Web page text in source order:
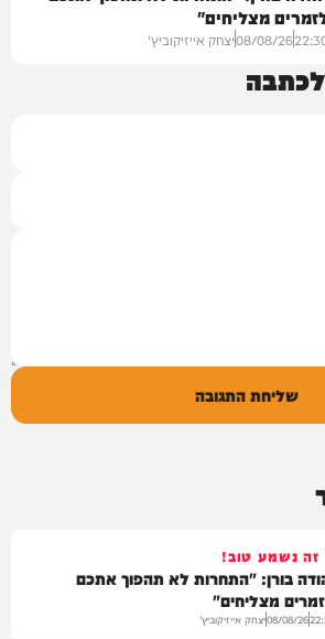
מצליחים"
08/08/26יצחק אייזיקוביץ'
שליחת התגובה
זה נשמע טוב!
בורן: "התחרות לא תהפוך אתכם
מצליחים"
08/08/26יצחק אייזיקוביץ'